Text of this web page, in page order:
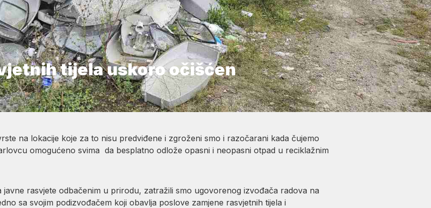
tijela uskoro očišćen
na lokacije koje za to nisu predviđene i zgroženi smo i razočarani kada čujemo
omogućeno svima da besplatno odlože opasni i neopasni otpad u reciklažnim
javne rasvjete odbačenim u prirodu, zatražili smo ugovorenog izvođača radova na
sa svojim podizvođačem koji obavlja poslove zamjene rasvjetnih tijela i